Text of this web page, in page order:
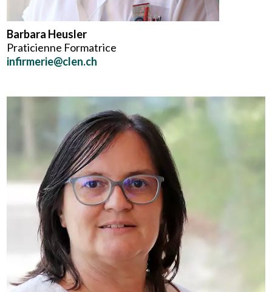
Barbara Heusler
Praticienne Formatrice
infirmerie@clen.ch